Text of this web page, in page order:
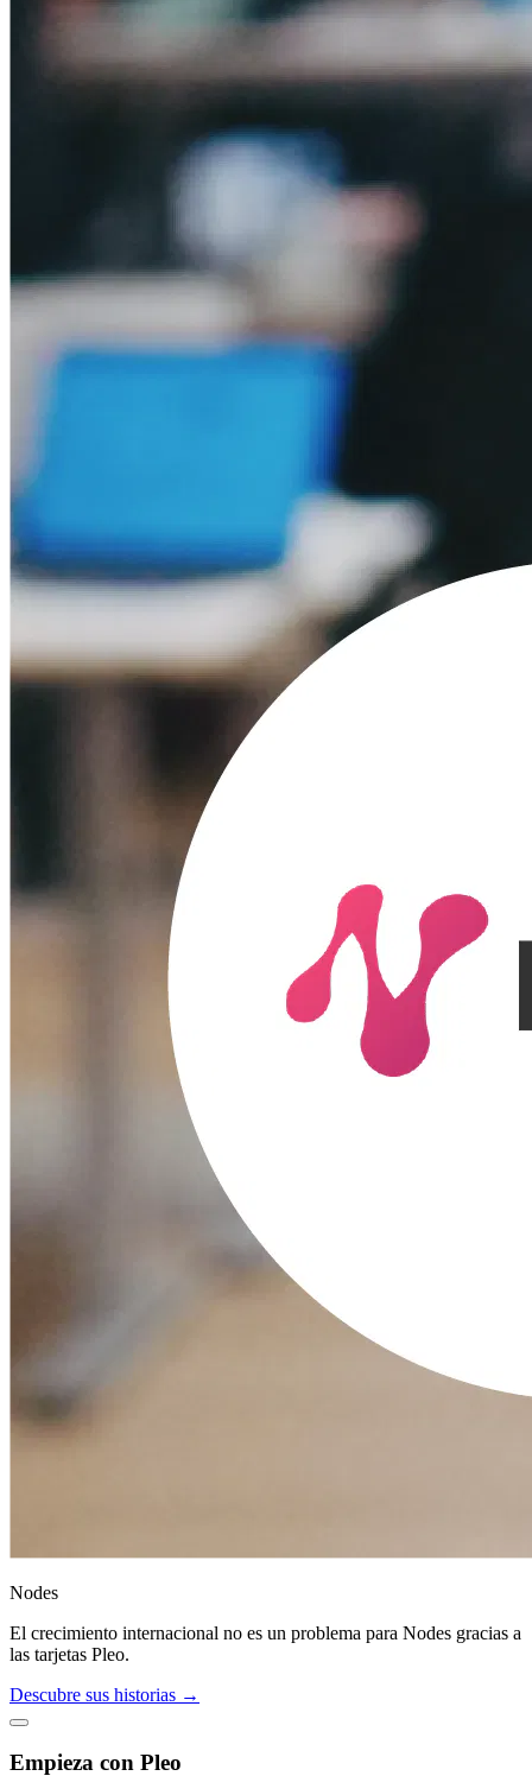
Nodes
El crecimiento internacional no es un problema para Nodes gracias a
las tarjetas Pleo.
Descubre sus historias →
Empieza con Pleo